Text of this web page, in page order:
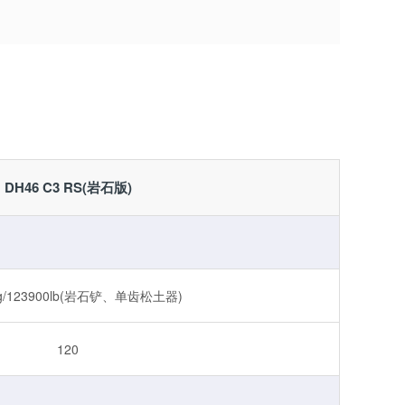
DH46 C3 RS(岩石版)
123900lb(岩石铲、单齿松土器)
120